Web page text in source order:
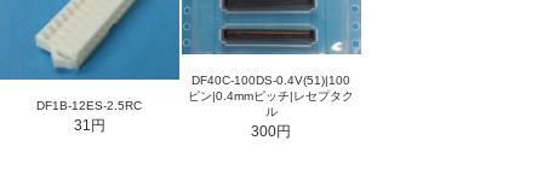
DF1B-12ES-2.5RC
31円
DF40C-100DS-0.4V(51)|100
ピン|0.4mmピッチ|レセプタク
ル
300円